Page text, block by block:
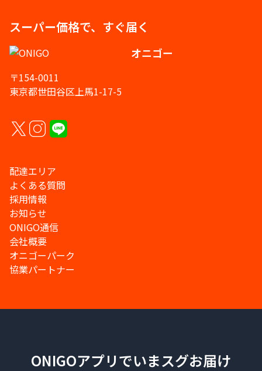
スーパー価格で、すぐ届く
オニゴー
〒154-0011
東京都世田谷区上馬1-17-5
配達エリア
よくある質問
採用情報
お知らせ
ONIGO通信
会社概要
オニゴーパーク
協業パートナー
ONIGOアプリでいまスグお届け